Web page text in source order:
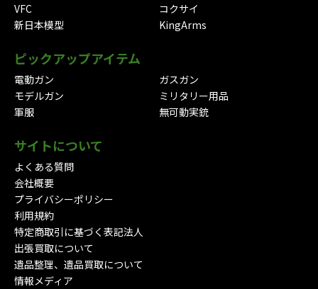
VFC
コクサイ
新日本模型
KingArms
ピックアップアイテム
電動ガン
ガスガン
モデルガン
ミリタリー用品
軍服
無可動実銃
サイトについて
よくある質問
会社概要
プライバシーポリシー
利用規約
特定商取引に基づく表記法人
出張買取について
遺品整理、遺品買取について
情報メディア